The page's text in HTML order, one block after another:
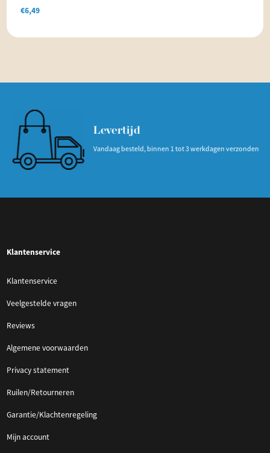
€6,49
Levertijd
Vandaag besteld, binnen 1 tot 3 werkdagen verzonden
Klantenservice
Klantenservice
Veelgestelde vragen
Reviews
Algemene voorwaarden
Privacy statement
Ruilen/Retourneren
Garantie/Klachtenregeling
Mijn account